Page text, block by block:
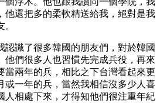
他還把多的柔軟精送給我，絕對是我
認識了很多韓國的朋友們，對於韓國
他們很多人也習慣先完成兵役，再來
當兩年的兵，相比之下台灣看起來更
或一年的兵，當然我相信沒多少人喜
人相處下來，才得知他們很注重年紀